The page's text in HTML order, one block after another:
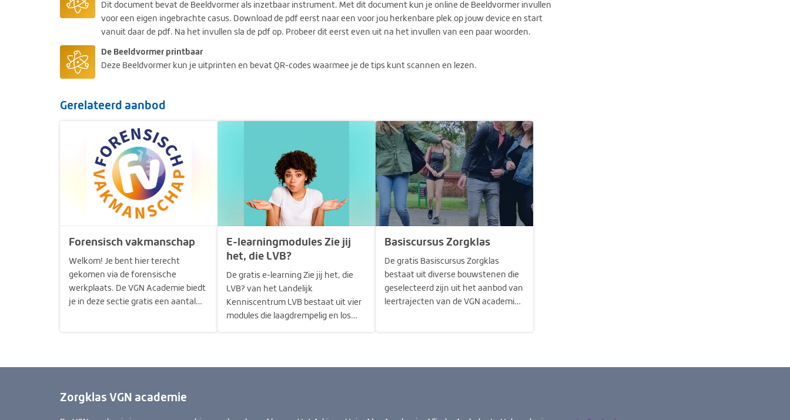
Dit document bevat de Beeldvormer als inzetbaar instrument. Met dit document kun je online de Beeldvormer invullen
voor een eigen ingebrachte casus. Download de pdf eerst naar een voor jou herkenbare plek op jouw device en start
vanuit daar de pdf. Na het invullen sla de pdf op. Probeer dit eerst even uit na het invullen van een paar woorden.
De Beeldvormer printbaar
Deze Beeldvormer kun je uitprinten en bevat QR-codes waarmee je de tips kunt scannen en lezen.
Gerelateerd aanbod
Forensisch vakmanschap
Welkom! Je bent hier terecht
gekomen via de forensische
werkplaats. De VGN Academie biedt
je in deze sectie gratis een aantal
onderdelen te klikken. Veel…
E-learningmodules Zie jij
het, die LVB?
De gratis e-learning Zie jij het, die
LVB? van het Landelijk
Kenniscentrum LVB bestaat uit vier
modules die laagdrempelig en los
onder professionals. Je doet
Basiscursus Zorgklas
De gratis Basiscursus Zorgklas
bestaat uit diverse bouwstenen die
geselecteerd zijn uit het aanbod van
leertrajecten van de VGN academie.
professionaliteit. Voor meer
Zorgklas VGN academie